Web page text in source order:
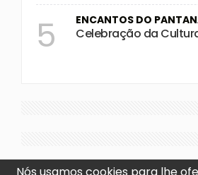
5 ENCANTOS DO
Celebração da